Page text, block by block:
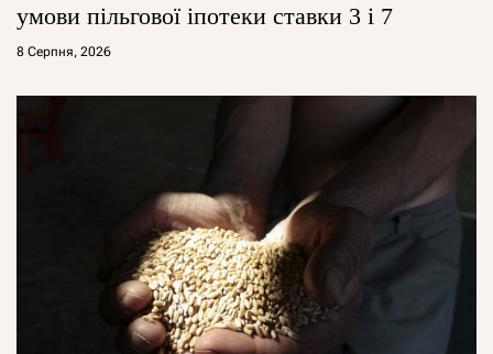
умови пільгової іпотеки ставки 3 і 7
8 Серпня, 2026